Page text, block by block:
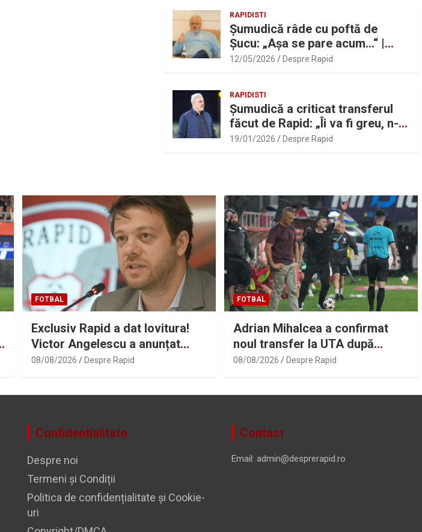
RAPIDISTI
Șumudică râde cu poftă de
Șucu: „Așa se pare acum…“ |
Sport.ro
12/05/2026 Despre Rapid
RAPIDISTI
Șumudică a criticat transferul
făcut de Rapid: „Îi va fi greu, n-
am înțeles”
19/01/2026 Despre Rapid
FOTBAL
Exclusiv Rapid a dat lovitura!
Victor Angelescu a anunțat
transferul: „Foarte bun”
08/08/2026 Despre Rapid
FOTBAL
Adrian Mihalcea a confirmat
noul transfer la UTA după
remiza cu Rapid! Anunțul făcut
despre starea lui Alexi Pitu |
08/08/2026 Despre Rapid
Confidentialitate
Despre noi
Termeni și Condiții
Politica de confidențialitate și Cookie-
uri
Contact
Email: admin@desprerapid.ro